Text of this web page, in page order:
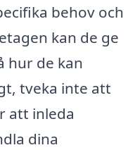
behov och
kan de ge
hur de kan
tveka inte att
att inleda
dina